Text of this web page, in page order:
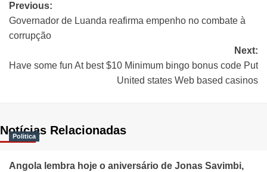
Previous:
Governador de Luanda reafirma empenho no combate à
corrupção
Next:
Have some fun At best $10 Minimum bingo bonus code Put
United states Web based casinos
Notícias Relacionadas
Politica
Angola lembra hoje o aniversário de Jonas Savimbi,